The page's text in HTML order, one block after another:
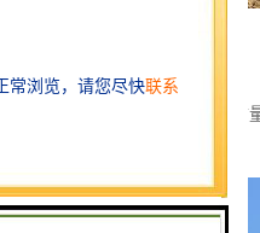
发和创新，不断提升产品的质